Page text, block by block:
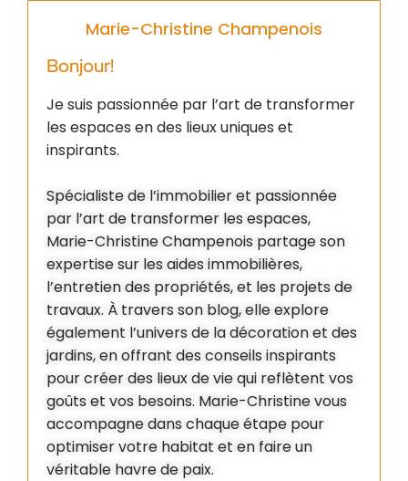
Marie-Christine Champenois
Bonjour!
Je suis passionnée par l’art de transformer
les espaces en des lieux uniques et
inspirants.
Spécialiste de l’immobilier et passionnée
par l’art de transformer les espaces,
Marie-Christine Champenois partage son
expertise sur les aides immobilières,
l’entretien des propriétés, et les projets de
travaux. À travers son blog, elle explore
également l’univers de la décoration et des
jardins, en offrant des conseils inspirants
pour créer des lieux de vie qui reflètent vos
goûts et vos besoins. Marie-Christine vous
accompagne dans chaque étape pour
optimiser votre habitat et en faire un
véritable havre de paix.